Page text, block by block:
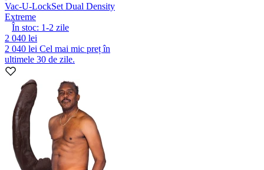
Vac-U-LockSet Dual Density
Extreme
În stoc: 1-2 zile
2 040 lei
2 040 lei Cel mai mic preț în
ultimele 30 de zile.